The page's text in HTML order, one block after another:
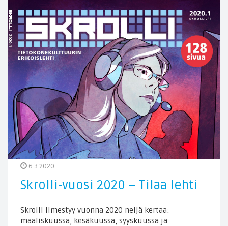
6.3.2020
Skrolli-vuosi 2020 – Tilaa lehti
Skrolli ilmestyy vuonna 2020 neljä kertaa:
maaliskuussa, kesäkuussa, syyskuussa ja